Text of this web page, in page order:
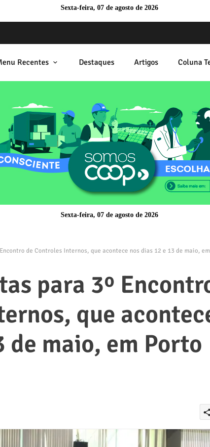
Sexta-feira, 07 de agosto de 2026
Recentes Destaques Artigos Coluna
Sexta-feira, 07 de agosto de 2026
de Controles Internos, que acontece nos dias 12 e 13 de maio, em
para 3º
que
de maio, em Porto
share